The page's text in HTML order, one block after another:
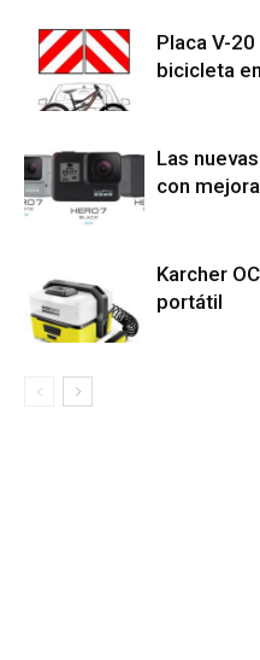
Placa V-
bicicleta
Las
con
Karcher
portátil